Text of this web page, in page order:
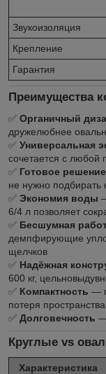
Звукоизоляция
Крепление
Гарантия
Преимущества
✅ Органичный
дружелюбнее
✅ Универсальная
сочетается с любой
✅ Готовое решение
не нужно подбирать
✅ Экономия воды
6/4 л позволяет
✅ Бесшумная
демпфирующие
щелчков
✅ Надёжная
600 кг,
✅ Компактность —
потеря
✅ Долговечность —
Круглые vs
Характеристика